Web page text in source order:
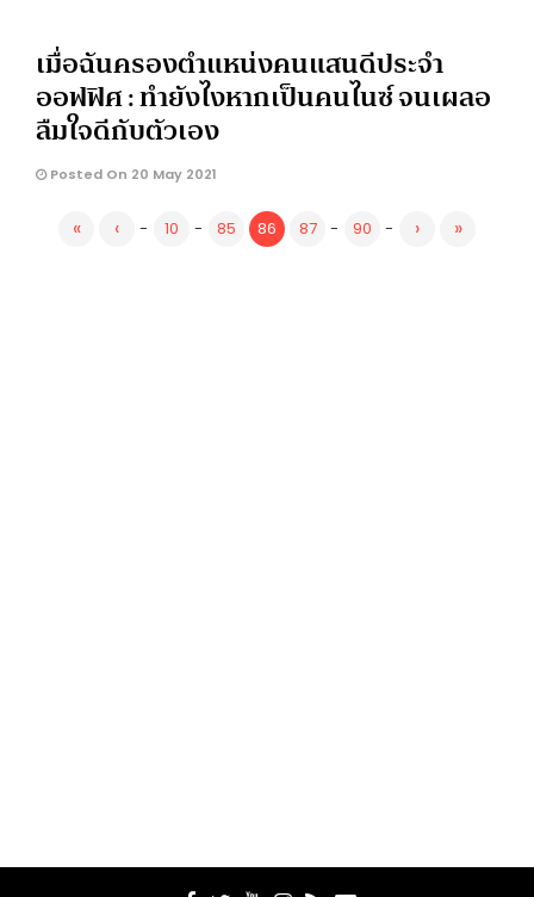
เมื่อฉันครองตำแหน่งคนแสนดีประจำ
ออฟฟิศ : ทำยังไงหากเป็นคนไนซ์ จนเผลอ
ลืมใจดีกับตัวเอง
Posted On 20 May 2021
« ‹ - 10 - 85 86 87 - 90 - › »